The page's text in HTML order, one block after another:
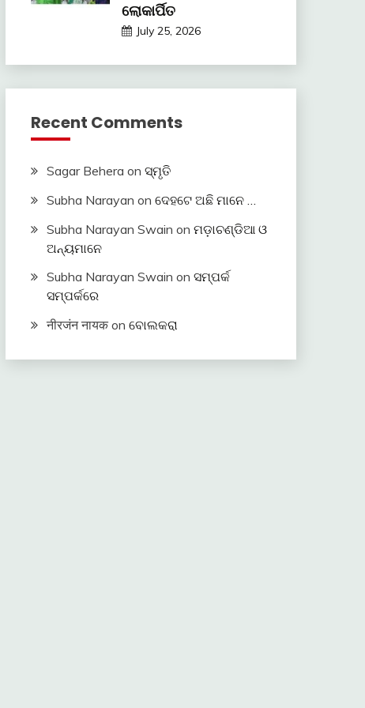
ଲୋକାର୍ପିତ
July 25, 2026
Recent Comments
Sagar Behera on ସ୍ମୃତି
Subha Narayan on ଦେହଟେ ଅଛି ମାନେ …
Subha Narayan Swain on ମଡ଼ାଚଣ୍ଡିଆ ଓ
ଅନ୍ୟମାନେ
Subha Narayan Swain on ସମ୍ପର୍କ
ସମ୍ପର୍କରେ
नीरजंन नायकon ବୋଲକରା